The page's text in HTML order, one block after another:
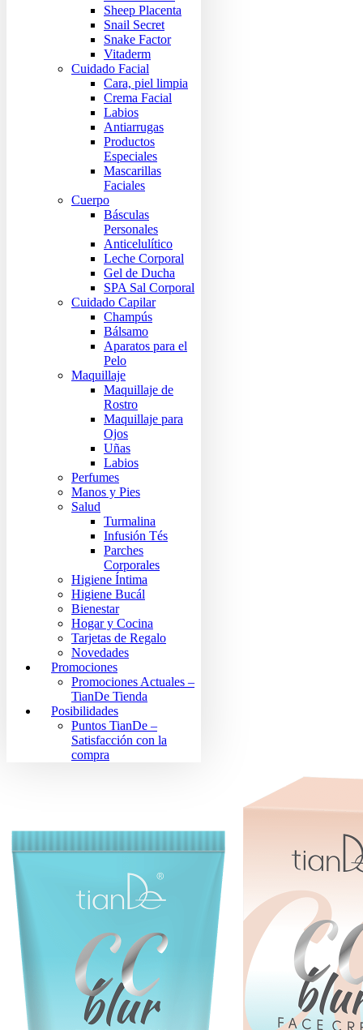
Sheep Placenta
Snail Secret
Snake Factor
Vitaderm
Cuidado Facial
Cara, piel limpia
Crema Facial
Labios
Antiarrugas
Productos
Especiales
Mascarillas
Faciales
Cuerpo
Básculas
Personales
Anticelulítico
Leche Corporal
Gel de Ducha
SPA Sal Corporal
Cuidado Capilar
Champús
Bálsamo
Aparatos para el
Pelo
Maquillaje
Maquillaje de
Rostro
Maquillaje para
Ojos
Uñas
Labios
Perfumes
Manos y Pies
Salud
Turmalina
Infusión Tés
Parches
Corporales
Higiene Íntima
Higiene Bucál
Bienestar
Hogar y Cocina
Tarjetas de Regalo
Novedades
Promociones
Promociones Actuales –
TianDe Tienda
Posibilidades
Puntos TianDe –
Satisfacción con la
compra